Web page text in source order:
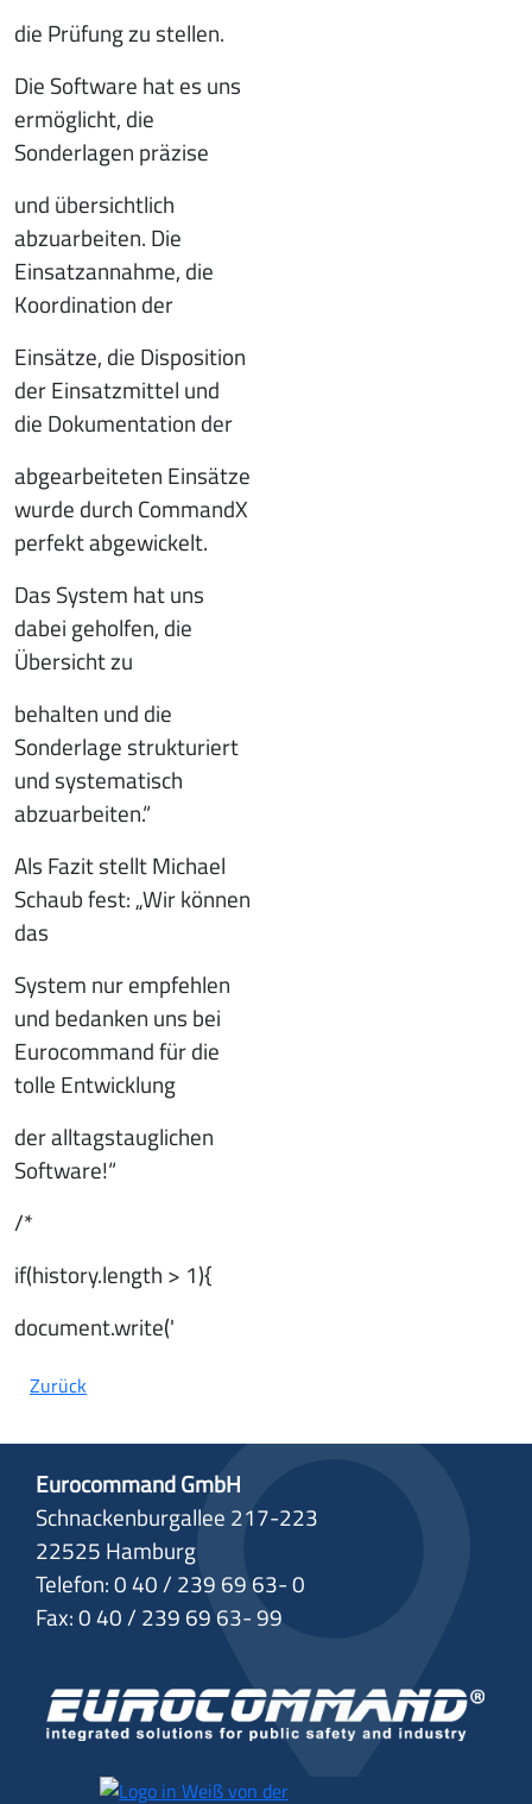
die Prüfung zu stellen.
Die Software hat es uns
ermöglicht, die
Sonderlagen präzise
und übersichtlich
abzuarbeiten. Die
Einsatzannahme, die
Koordination der
Einsätze, die Disposition
der Einsatzmittel und
die Dokumentation der
abgearbeiteten Einsätze
wurde durch CommandX
perfekt abgewickelt.
Das System hat uns
dabei geholfen, die
Übersicht zu
behalten und die
Sonderlage strukturiert
und systematisch
abzuarbeiten.“
Als Fazit stellt Michael
Schaub fest: „Wir können
das
System nur empfehlen
und bedanken uns bei
Eurocommand für die
tolle Entwicklung
der alltagstauglichen
Software!“
/*
if(history.length > 1){
document.write('
Zurück
Eurocommand GmbH
Schnackenburgallee 217-223
22525 Hamburg
Telefon: 0 40 / 239 69 63- 0
Fax: 0 40 / 239 69 63- 99